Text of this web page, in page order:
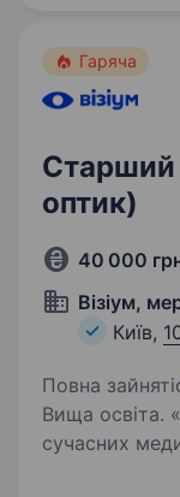
https://
Гаряча
Старший
оптик)
40 000
Візіум,
Київ,
Повна
Вища освіта. «ВІЗІУМ» це найбільша мережа
сучасних